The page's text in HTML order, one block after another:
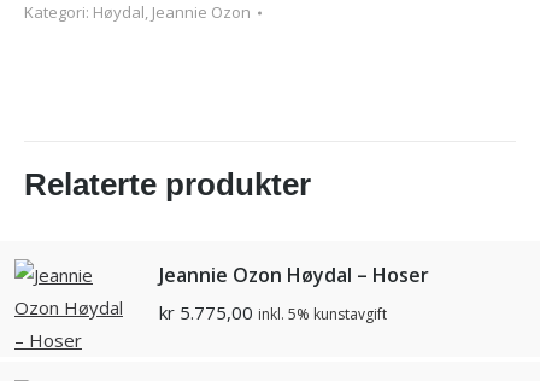
Kategori: Høydal, Jeannie Ozon
Relaterte produkter
Jeannie Ozon Høydal – Hoser
kr 5.775,00 inkl. 5% kunstavgift